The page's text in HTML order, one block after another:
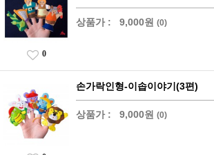
상품가 : 9,000원 (0)
0
손가락인형-이솝이야기(3편)
상품가 : 9,000원 (0)